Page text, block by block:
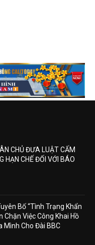
CHỦ ĐƯA LUẬT CẤM
HẠN CHẾ ĐỐI VỚI BÁO
Bố “Tình Trạng Khẩn
Chặn Việc Công Khai Hồ
Mình Cho Đài BBC